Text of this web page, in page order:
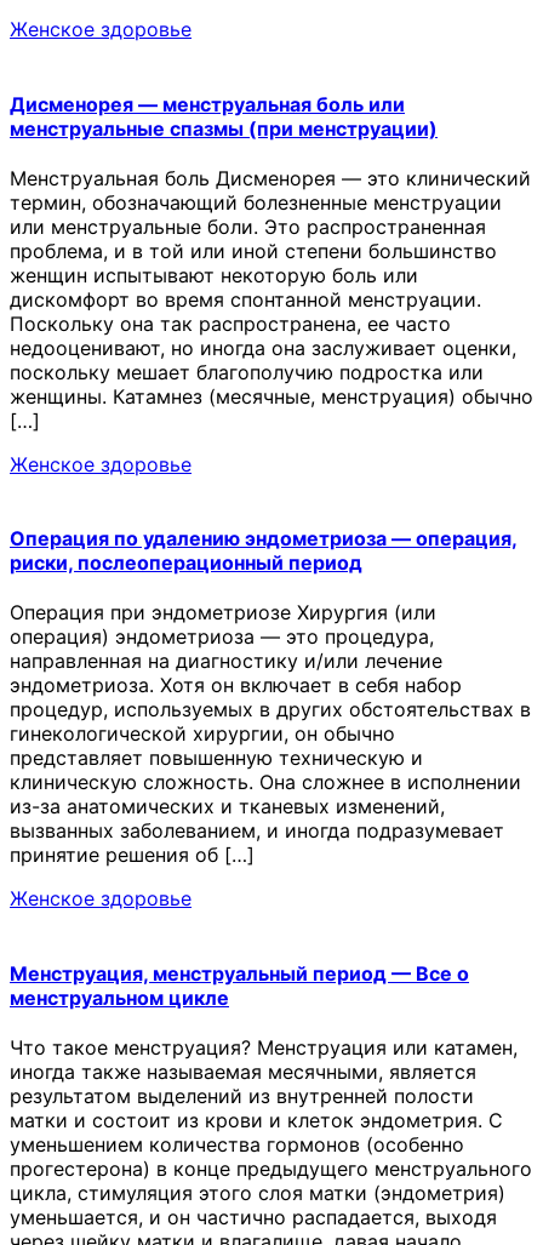
Женское здоровье
Дисменорея — менструальная боль или
менструальные спазмы (при менструации)
Менструальная боль Дисменорея — это клинический
термин, обозначающий болезненные менструации
или менструальные боли. Это распространенная
проблема, и в той или иной степени большинство
женщин испытывают некоторую боль или
дискомфорт во время спонтанной менструации.
Поскольку она так распространена, ее часто
недооценивают, но иногда она заслуживает оценки,
поскольку мешает благополучию подростка или
женщины. Катамнез (месячные, менструация) обычно
[…]
Женское здоровье
Операция по удалению эндометриоза — операция,
риски, послеоперационный период
Операция при эндометриозе Хирургия (или
операция) эндометриоза — это процедура,
направленная на диагностику и/или лечение
эндометриоза. Хотя он включает в себя набор
процедур, используемых в других обстоятельствах в
гинекологической хирургии, он обычно
представляет повышенную техническую и
клиническую сложность. Она сложнее в исполнении
из-за анатомических и тканевых изменений,
вызванных заболеванием, и иногда подразумевает
принятие решения об […]
Женское здоровье
Менструация, менструальный период — Все о
менструальном цикле
Что такое менструация? Менструация или катамен,
иногда также называемая месячными, является
результатом выделений из внутренней полости
матки и состоит из крови и клеток эндометрия. С
уменьшением количества гормонов (особенно
прогестерона) в конце предыдущего менструального
цикла, стимуляция этого слоя матки (эндометрия)
уменьшается, и он частично распадается, выходя